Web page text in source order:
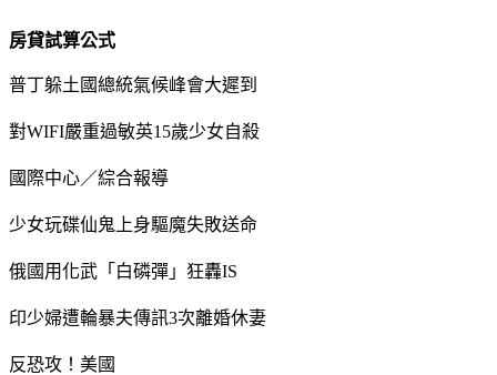
房貸試算公式
普丁躲土國總統氣候峰會大遲到
對WIFI嚴重過敏英15歲少女自殺
國際中心／綜合報導
少女玩碟仙鬼上身驅魔失敗送命
俄國用化武「白磷彈」狂轟IS
印少婦遭輪暴夫傳訊3次離婚休妻
反恐攻！美國